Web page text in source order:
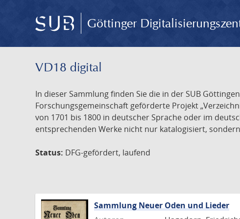
Göttinger
VD18 digital
In dieser Sammlung finden Sie die in der SUB
Forschungsgemeinschaft geförderte Projekt
von 1701 bis 1800 in deutscher Sprache oder im
entsprechenden Werke nicht nur katalogisiert,
Status: DFG-gefördert, laufend
Sammlung Neuer Oden und Lieder